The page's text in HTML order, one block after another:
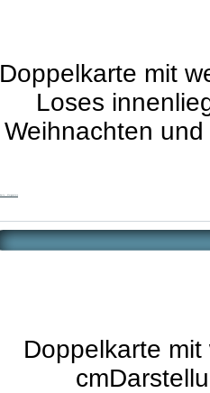
Doppelkarte mit
Loses
Weihnachten
Doppelkarte